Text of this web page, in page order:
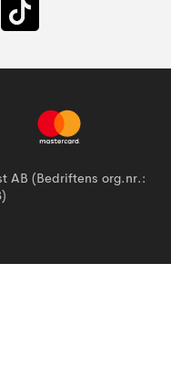
AB (Bedriftens org.nr.: